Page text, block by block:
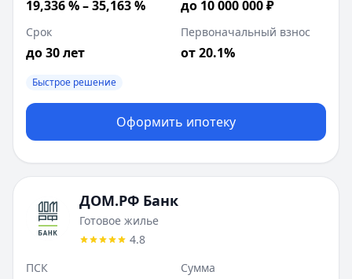
19,336 % – 35,163 % до 10 000 000 ₽
Срок
до 30 лет
Первоначальный взнос
от 20.1%
Быстрое решение
Оформить ипотеку
ДОМ.РФ Банк
Готовое жилье
4.8
ПСК
Сумма